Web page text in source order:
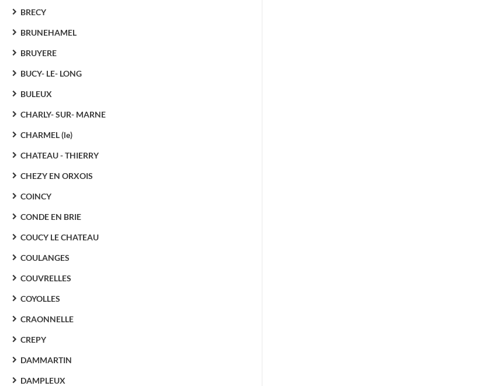
BRECY
BRUNEHAMEL
BRUYERE
BUCY- LE- LONG
BULEUX
CHARLY- SUR- MARNE
CHARMEL (le)
CHATEAU - THIERRY
CHEZY EN ORXOIS
COINCY
CONDE EN BRIE
COUCY LE CHATEAU
COULANGES
COUVRELLES
COYOLLES
CRAONNELLE
CREPY
DAMMARTIN
DAMPLEUX